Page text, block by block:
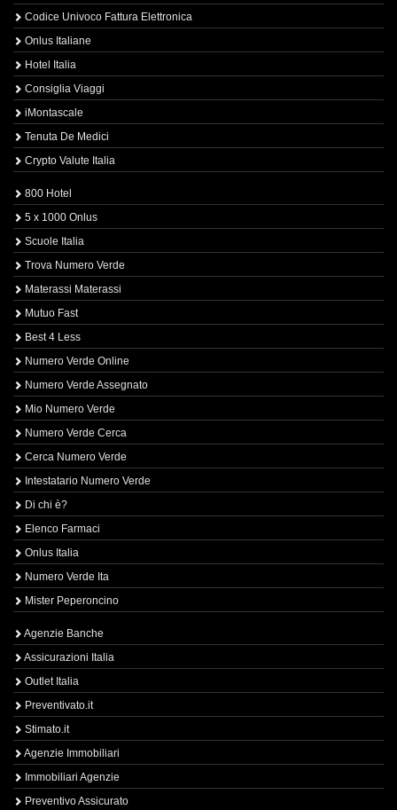
Codice Univoco Fattura Elettronica
Onlus Italiane
Hotel Italia
Consiglia Viaggi
iMontascale
Tenuta De Medici
Crypto Valute Italia
800 Hotel
5 x 1000 Onlus
Scuole Italia
Trova Numero Verde
Materassi Materassi
Mutuo Fast
Best 4 Less
Numero Verde Online
Numero Verde Assegnato
Mio Numero Verde
Numero Verde Cerca
Cerca Numero Verde
Intestatario Numero Verde
Di chi è?
Elenco Farmaci
Onlus Italia
Numero Verde Ita
Mister Peperoncino
Agenzie Banche
Assicurazioni Italia
Outlet Italia
Preventivato.it
Stimato.it
Agenzie Immobiliari
Immobiliari Agenzie
Preventivo Assicurato